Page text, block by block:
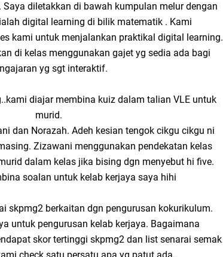
diletakkan di bawah kumpulan melur dengan
digital learning di bilik matematik . Kami
kami untuk menjalankan praktikal digital learning.
di kelas menggunakan gajet yg sedia ada bagi
yg sgt interaktif.
diajar membina kuiz dalam talian VLE untuk
murid.
dan Norazah. Adeh kesian tengok cikgu cikgu ni
Zizawani menggunakan pendekatan kelas
dalam kelas jika bising dgn menyebut hi five.
soalan untuk kelab kerjaya saya hihi
skpmg2 berkaitan dgn pengurusan kokurikulum.
untuk pengurusan kelab kerjaya. Bagaimana
skor tertinggi skpmg2 dan list senarai semak